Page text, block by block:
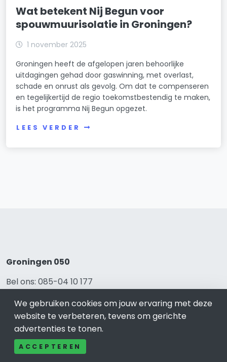
Wat betekent Nij Begun voor
spouwmuurisolatie in Groningen?
1 november 2025
Groningen heeft de afgelopen jaren behoorlijke
uitdagingen gehad door gaswinning, met overlast,
schade en onrust als gevolg. Om dat te compenseren
en tegelijkertijd de regio toekomstbestendig te maken,
is het programma Nij Begun opgezet.
LEES VERDER
Groningen 050
Bel ons: 085-04 10 177
Adverteren
Over ons
Cookieverklaring
Avg
Privacy
We gebruiken cookies om jouw ervaring met deze
website te verbeteren, tevens om gerichte
advertenties te tonen.
ACCEPTEREN